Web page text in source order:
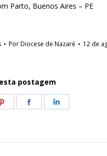
Parto, Buenos Aires – PE
PorDiocese de Nazaré 12 de
postagem
Share
Share